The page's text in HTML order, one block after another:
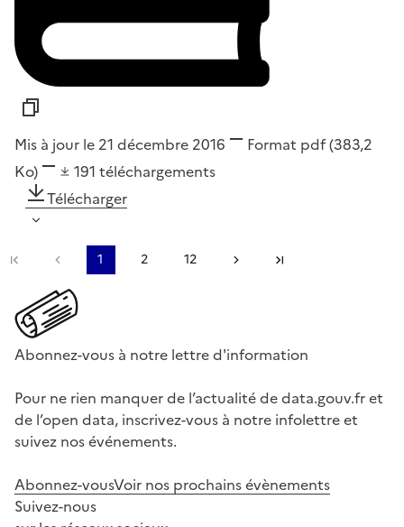
Mis à jour le 21 décembre 2016 Format pdf(383,2
Ko)
191 téléchargements
Télécharger
Première pagePage précédente
1 2 12 Page suivante
Abonnez-vous à notre lettre d'information
Pour ne rien manquer de l’actualité de data.gouv.fr et
de l’open data, inscrivez-vous à notre infolettre et
suivez nos événements.
Abonnez-vousVoir nos prochains évènements
Suivez-nous